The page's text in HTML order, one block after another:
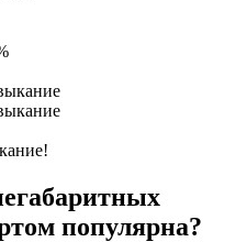
популярна?